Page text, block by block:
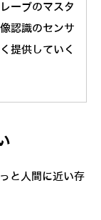
ーブのマスタ
認識のセンサ
提供していく
と人間に近い存